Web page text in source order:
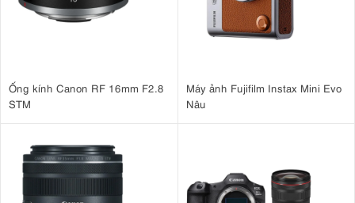
Ống kính Canon RF 16mm F2.8
STM
Máy ảnh Fujifilm Instax Mini Evo
Nâu